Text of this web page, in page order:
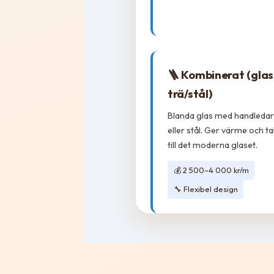
🪜 Kombinerat
trä/stål)
Blanda glas med
eller stål. Ger värme och
till det moderna glaset.
💰 2 500–4 000 kr/m
🔧 Flexibel design